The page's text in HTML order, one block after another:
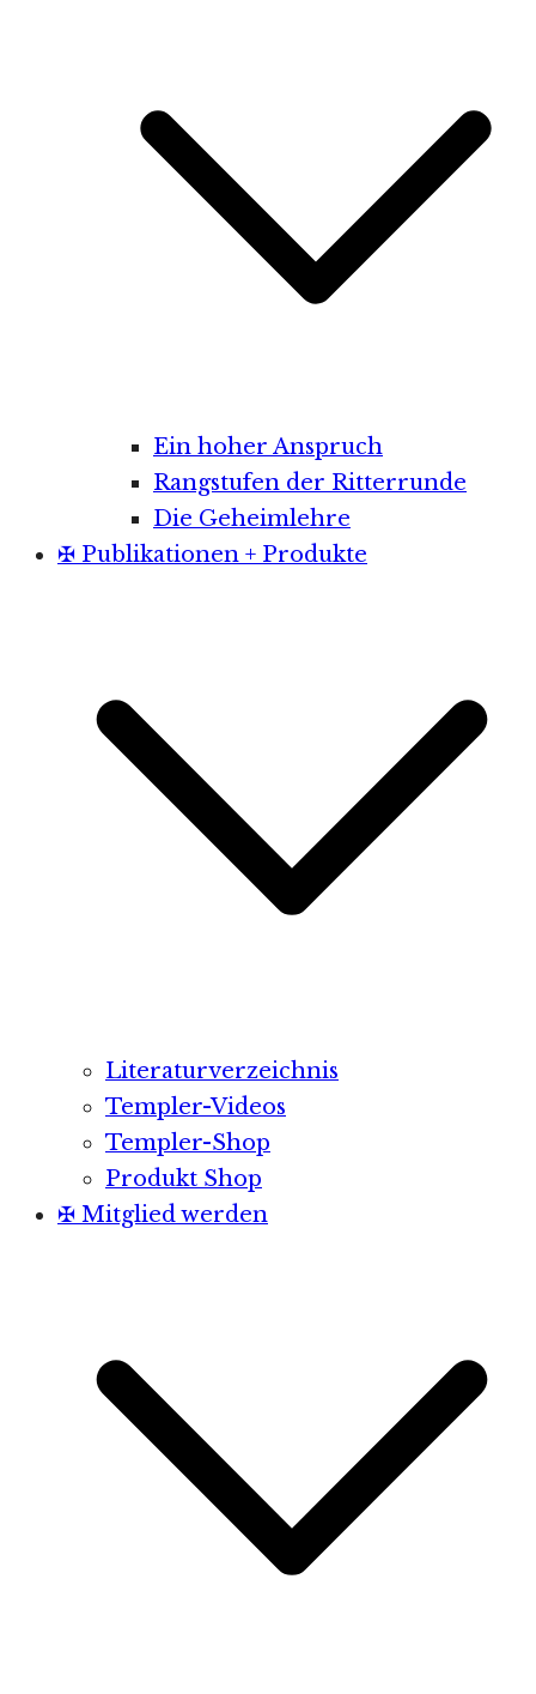
Ein hoher Anspruch
Rangstufen der Ritterrunde
Die Geheimlehre
✠ Publikationen + Produkte
Literaturverzeichnis
Templer-Videos
Templer-Shop
Produkt Shop
✠ Mitglied werden